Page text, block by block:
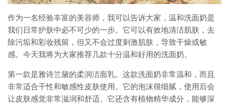
作为一名经验丰富的美容师，我可以告诉大家，温和洗面奶是
我们日常护肤中必不可少的一步。它可以有效地清洁肌肤，去
除污垢和彩妆残留，但又不会过度刺激肌肤，导致干燥或敏
感。今天我将为大家推荐几款十分温和好用的洗面奶。
第一款是雅诗兰黛的柔润洁面乳。这款洗面奶非常温和，而且
非常适合干性和敏感性皮肤使用。它的泡沫很细腻，使用后会
让皮肤感觉非常滋润和舒适。它还含有植物精华成分，能够深